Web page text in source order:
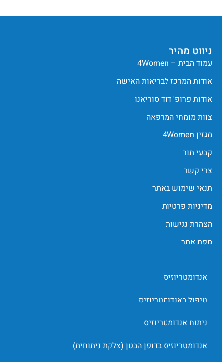
ניווט מהיר
עמוד הבית – 4Women
אודות המרכז לבריאות האישה
אודות פרופ' דוד סוריאנו
צוות מומחי המרפאה
מגזין 4Women
קבעי תור
צרי קשר
תנאי שימוש באתר
מדיניות פרטיות
הצהרת נגישות
מפת אתר
אנדומטריוזיס
טיפול באנדומטריוזיס
ניתוח אנדומטריוזיס
אנדומטריוזיס בדופן הבטן (צלקת ניתוחית)